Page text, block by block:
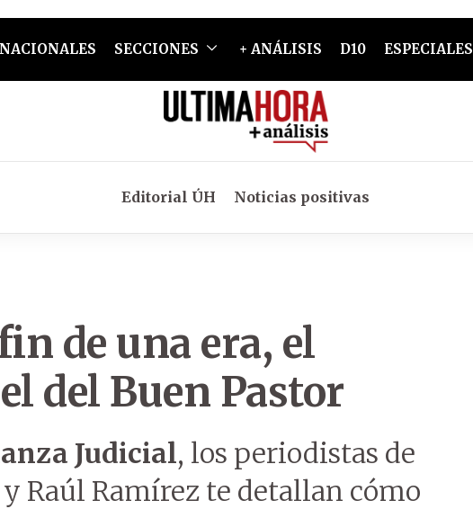
NACIONALES SECCIONES + ANÁLISIS D10 ESPECIALES
Editorial ÚH Noticias positivas
de una era, el
del Buen Pastor
Judicial, los periodistas de
Raúl Ramírez te detallan cómo